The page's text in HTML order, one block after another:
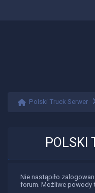
Polski Truck Serwer
POLSKI
Nie nastąpiło
forum. Możliwe powody